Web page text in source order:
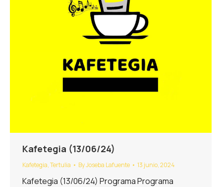
Kafetegia (13/06/24)
Kafetegia,Tertulia ByJoseba Lafuente 13 junio, 2024
Kafetegia (13/06/24) Programa Programa